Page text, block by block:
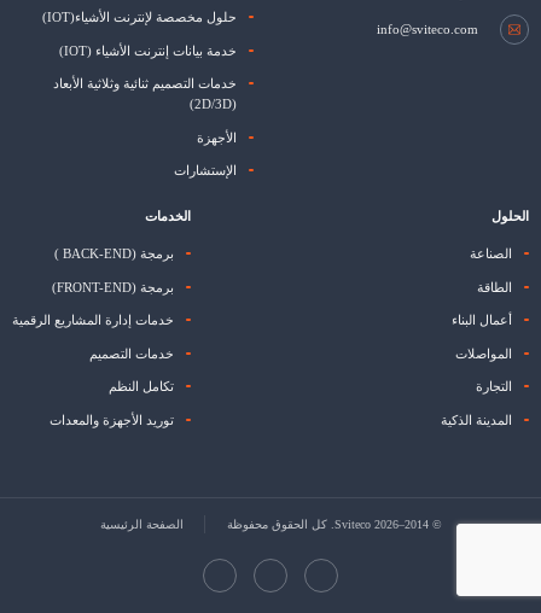
info@sviteco.com
حلول مخصصة لإنترنت الأشياء(IOT)
خدمة بيانات إنترنت الأشياء (IOT)
خدمات التصميم ثنائية وثلاثية الأبعاد
(2D/3D)
الأجهزة
الإستشارات
الحلول
الصناعة
الطاقة
أعمال البناء
المواصلات
التجارة
المدينة الذكية
الخدمات
برمجة (BACK-END )
برمجة (FRONT-END)
خدمات إدارة المشاريع الرقمية
خدمات التصميم
تكامل النظم
توريد الأجهزة والمعدات
© 2014–2026 Sviteco. كل الحقوق محفوظة الصفحة الرئيسية